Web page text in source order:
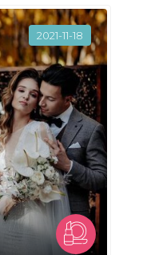
2021-11-18